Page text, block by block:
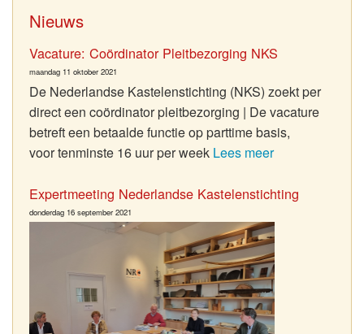
Nieuws
Vacature: Coördinator Pleitbezorging NKS
maandag 11 oktober 2021
De Nederlandse Kastelenstichting (NKS) zoekt per
direct een coördinator pleitbezorging | De vacature
betreft een betaalde functie op parttime basis,
voor tenminste 16 uur per week Lees meer
Expertmeeting Nederlandse Kastelenstichting
donderdag 16 september 2021